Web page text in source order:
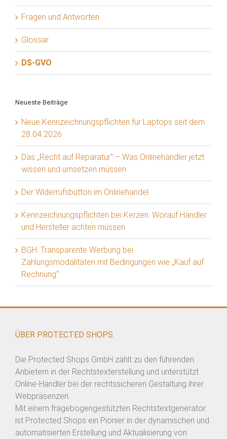
Fragen und Antworten
Glossar
DS-GVO
Neueste Beiträge
Neue Kennzeichnungspflichten für Laptops seit dem
28.04.2026
Das „Recht auf Reparatur“ – Was Onlinehändler jetzt
wissen und umsetzen müssen
Der Widerrufsbutton im Onlinehandel
Kennzeichnungspflichten bei Kerzen: Worauf Händler
und Hersteller achten müssen
BGH: Transparente Werbung bei
Zahlungsmodalitäten mit Bedingungen wie „Kauf auf
Rechnung“
ÜBER PROTECTED SHOPS
Die Protected Shops GmbH zählt zu den führenden
Anbietern in der Rechtstexterstellung und unterstützt
Online-Händler bei der rechtssicheren Gestaltung ihrer
Webpräsenzen.
Mit einem fragebogengestützten Rechtstextgenerator
ist Protected Shops ein Pionier in der dynamischen und
automatisierten Erstellung und Aktualisierung von